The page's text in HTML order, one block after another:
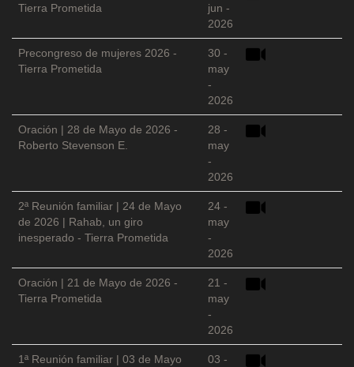
Tierra Prometida
jun -
2026
Precongreso de mujeres 2026 -
Tierra Prometida
30 -
may
-
2026
Oración | 28 de Mayo de 2026 -
Roberto Stevenson E.
28 -
may
-
2026
2ª Reunión familiar | 24 de Mayo
de 2026 | Rahab, un giro
inesperado - Tierra Prometida
24 -
may
-
2026
Oración | 21 de Mayo de 2026 -
Tierra Prometida
21 -
may
-
2026
1ª Reunión familiar | 03 de Mayo
03 -